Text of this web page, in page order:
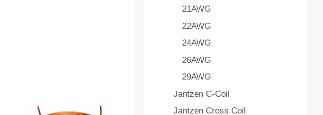
21AWG
22AWG
24AWG
26AWG
29AWG
Jantzen C-Coil
Jantzen Cross Coil